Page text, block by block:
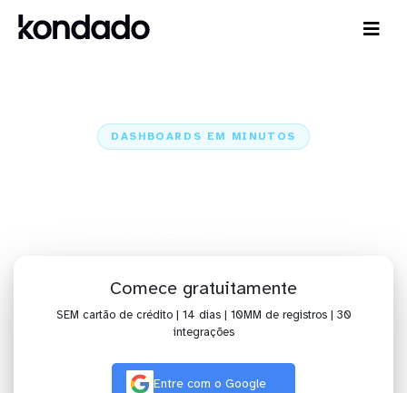
DASHBOARDS EM MINUTOS
Comece gratuitamente
SEM cartão de crédito | 14 dias | 10MM de registros | 30
integrações
Entre com o Google